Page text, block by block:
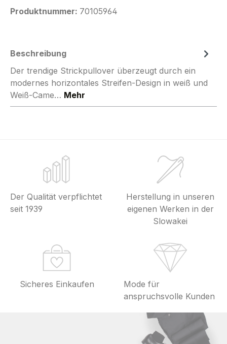
Produktnummer: 70105964
Beschreibung
Der trendige Strickpullover überzeugt durch ein
modernes horizontales Streifen-Design in weiß und
Weiß-Came… Mehr
Der Qualität verpflichtet
seit 1939
Herstellung in unseren
eigenen Werken in der
Slowakei
Sicheres Einkaufen
Mode für
anspruchsvolle Kunden